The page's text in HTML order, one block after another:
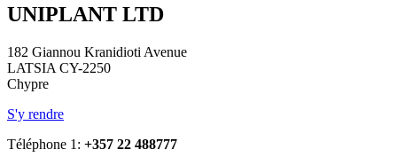
UNIPLANT LTD
182 Giannou Kranidioti Avenue
LATSIA CY-2250
Chypre
S'y rendre
Téléphone 1: +357 22 488777